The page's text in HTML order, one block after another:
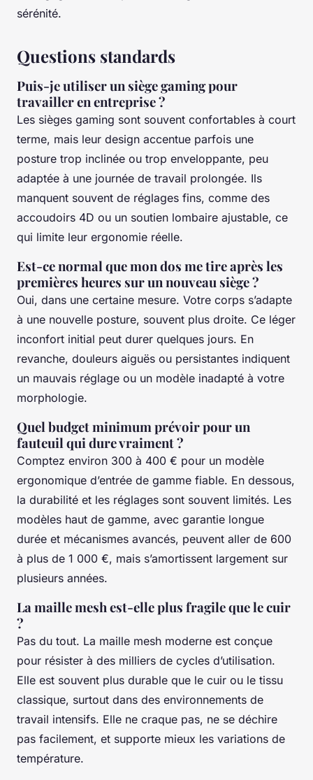
sérénité.
Questions standards
Puis-je utiliser un siège gaming pour
travailler en entreprise ?
Les sièges gaming sont souvent confortables à court
terme, mais leur design accentue parfois une
posture trop inclinée ou trop enveloppante, peu
adaptée à une journée de travail prolongée. Ils
manquent souvent de réglages fins, comme des
accoudoirs 4D ou un soutien lombaire ajustable, ce
qui limite leur ergonomie réelle.
Est-ce normal que mon dos me tire après les
premières heures sur un nouveau siège ?
Oui, dans une certaine mesure. Votre corps s’adapte
à une nouvelle posture, souvent plus droite. Ce léger
inconfort initial peut durer quelques jours. En
revanche, douleurs aiguës ou persistantes indiquent
un mauvais réglage ou un modèle inadapté à votre
morphologie.
Quel budget minimum prévoir pour un
fauteuil qui dure vraiment ?
Comptez environ 300 à 400 € pour un modèle
ergonomique d’entrée de gamme fiable. En dessous,
la durabilité et les réglages sont souvent limités. Les
modèles haut de gamme, avec garantie longue
durée et mécanismes avancés, peuvent aller de 600
à plus de 1 000 €, mais s’amortissent largement sur
plusieurs années.
La maille mesh est-elle plus fragile que le cuir
?
Pas du tout. La maille mesh moderne est conçue
pour résister à des milliers de cycles d’utilisation.
Elle est souvent plus durable que le cuir ou le tissu
classique, surtout dans des environnements de
travail intensifs. Elle ne craque pas, ne se déchire
pas facilement, et supporte mieux les variations de
température.